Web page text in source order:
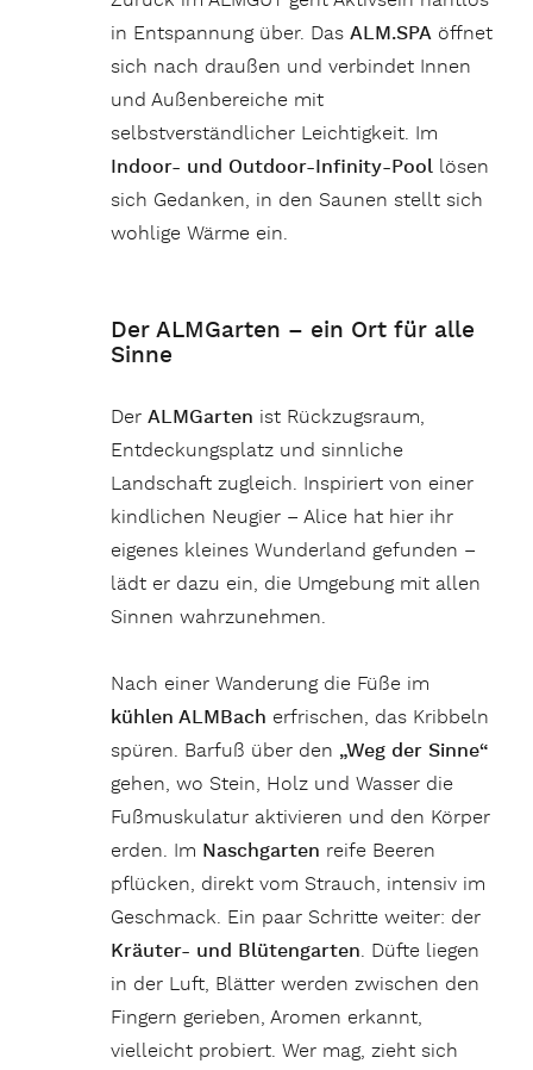
in Entspannung über. DasALM.SPA öffnet
sich nach draußen und verbindet Innen
und Außenbereiche mit
selbstverständlicher Leichtigkeit. Im
Indoor- und Outdoor-Infinity-Pool lösen
sich Gedanken, in den Saunen stellt sich
wohlige Wärme ein.
Der ALMGarten – ein Ort für alle
Sinne
DerALMGarten ist Rückzugsraum,
Entdeckungsplatz und sinnliche
Landschaft zugleich. Inspiriert von einer
kindlichen Neugier – Alice hat hier ihr
eigenes kleines Wunderland gefunden –
lädt er dazu ein, die Umgebung mit allen
Sinnen wahrzunehmen.
Nach einer Wanderung die Füße im
kühlen ALMBach erfrischen, das Kribbeln
spüren. Barfuß über den „Weg der Sinne“
gehen, wo Stein, Holz und Wasser die
Fußmuskulatur aktivieren und den Körper
erden. Im Naschgarten reife Beeren
pflücken, direkt vom Strauch, intensiv im
Geschmack. Ein paar Schritte weiter: der
Kräuter- und Blütengarten. Düfte liegen
in der Luft, Blätter werden zwischen den
Fingern gerieben, Aromen erkannt,
vielleicht probiert. Wer mag, zieht sich